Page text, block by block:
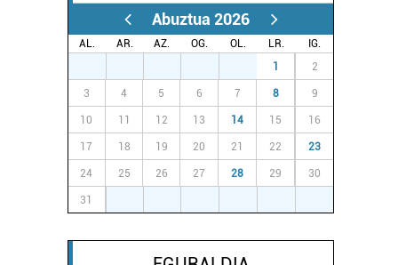
Abuztua 2026
AL. AR. AZ. OG. OL. LR.
IG.
1 2
3 4 5 6 7 8 9
10 11 12 13 14 15 16
17 18 19 20 21 22 23
24 25 26 27 28 29 30
31